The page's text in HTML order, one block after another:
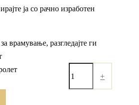
ја со рачно изработен
врамување, разгледајте ги
+